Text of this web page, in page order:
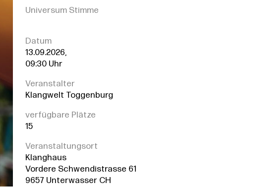
Universum Stimme
Datum
13.09.2026,
09:30 Uhr
Veranstalter
Klangwelt Toggenburg
verfügbare Plätze
15
Veranstaltungsort
Klanghaus
Vordere Schwendistrasse 61
9657 Unterwasser CH